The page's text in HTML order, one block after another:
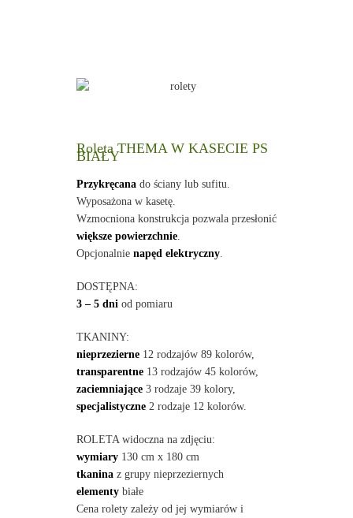
Roleta THEMA W KASECIE PS
BIAŁY
Przykręcanado ściany lub sufitu.
Wyposażona w kasetę.
Wzmocniona konstrukcja pozwala przesłonić
większe powierzchnie.
Opcjonalnie napęd elektryczny.
DOSTĘPNA:
3 – 5 dniod pomiaru
TKANINY:
nieprzezierne12 rodzajów 89 kolorów,
transparentne13 rodzajów 45 kolorów,
zaciemniające3 rodzaje 39 kolory,
specjalistyczne2 rodzaje 12 kolorów.
ROLETA widoczna na zdjęciu:
wymiary130 cm x 180 cm
tkaninaz grupy nieprzeziernych
elementybiałe
Cena rolety zależy od jej wymiarów i